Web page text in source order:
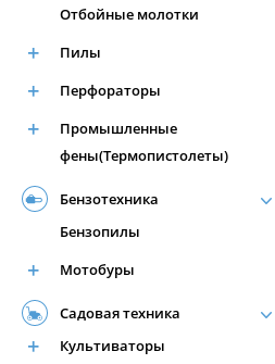
Отбойные молотки
Пилы
Перфораторы
Промышленные
фены(Термопистолеты)
Бензотехника
Бензопилы
Мотобуры
Садовая техника
Культиваторы